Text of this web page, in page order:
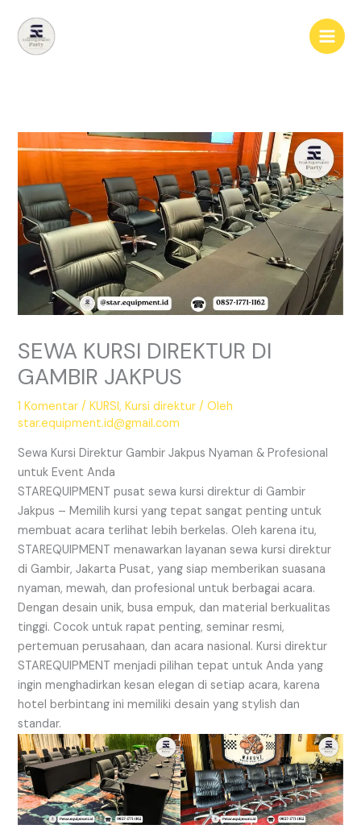
konten
SEWA KURSI DIREKTUR DI
GAMBIR JAKPUS
1 Komentar /KURSI,Kursi direktur / Oleh
star.equipment.id@gmail.com
Sewa Kursi Direktur Gambir Jakpus Nyaman & Profesional
untuk Event Anda
STAREQUIPMENT pusat sewa kursi direktur di Gambir
Jakpus – Memilih kursi yang tepat sangat penting untuk
membuat acara terlihat lebih berkelas. Oleh karena itu,
STAREQUIPMENT menawarkan layanan sewa kursi direktur
di Gambir, Jakarta Pusat, yang siap memberikan suasana
nyaman, mewah, dan profesional untuk berbagai acara.
Dengan desain unik, busa empuk, dan material berkualitas
tinggi. Cocok untuk rapat penting, seminar resmi,
pertemuan perusahaan, dan acara nasional. Kursi direktur
STAREQUIPMENT menjadi pilihan tepat untuk Anda yang
ingin menghadirkan kesan elegan di setiap acara, karena
hotel berbintang ini memiliki desain yang stylish dan
standar.